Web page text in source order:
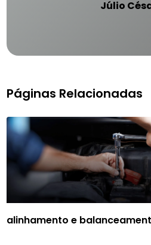
Júlio
Páginas Relacionadas
alinhamento e